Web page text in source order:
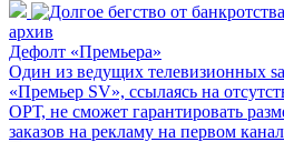
архив
Дефолт «Премьера»
Один из ведущих телевизионных
«Премьер SV», ссылаясь на
ОРТ, не сможет гарантировать
заказов на рекламу на первом